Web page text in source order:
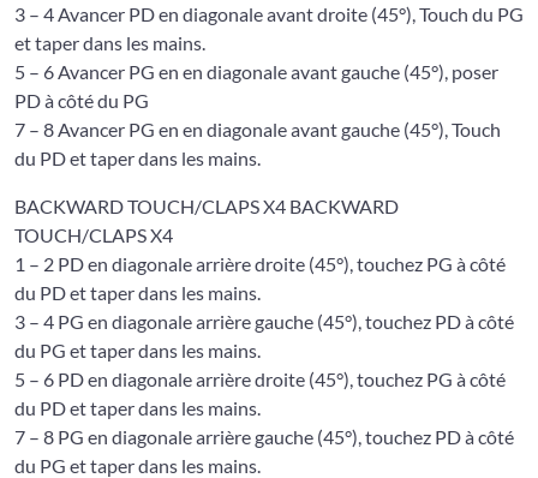
3 – 4 Avancer PD en diagonale avant droite (45°), Touch du PG
et taper dans les mains.
5 – 6 Avancer PG en en diagonale avant gauche (45°), poser
PD à côté du PG
7 – 8 Avancer PG en en diagonale avant gauche (45°), Touch
du PD et taper dans les mains.
BACKWARD TOUCH/CLAPS X4 BACKWARD
TOUCH/CLAPS X4
1 – 2 PD en diagonale arrière droite (45°), touchez PG à côté
du PD et taper dans les mains.
3 – 4 PG en diagonale arrière gauche (45°), touchez PD à côté
du PG et taper dans les mains.
5 – 6 PD en diagonale arrière droite (45°), touchez PG à côté
du PD et taper dans les mains.
7 – 8 PG en diagonale arrière gauche (45°), touchez PD à côté
du PG et taper dans les mains.